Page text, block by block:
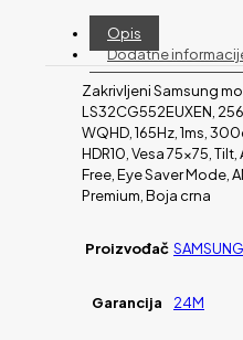
Opis
Dodatne
Zakrivljeni Samsung
LS32CG552EUXEN,
WQHD, 165Hz, 1ms,
HDR10, Vesa 75×75, Tilt,
Free, Eye Saver Mode,
Premium, Boja crna
Proizvođač SAMSUNG
Garancija 24M